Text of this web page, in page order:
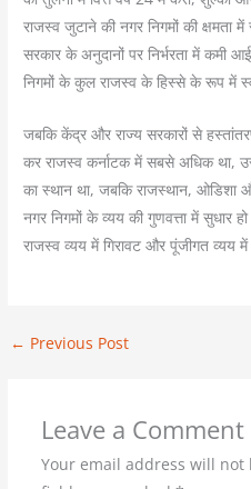
राजस्व जुटाने की नगर निगमों की क्षमता
सरकार के अनुदानों पर निर्भरता में कमी
निगमों के कुल राजस्व के हिस्से के रूप में
जबकि केंद्र और राज्य सरकारों से
कर राजस्व कर्नाटक में सबसे अधिक था,
का स्थान था, जबकि राजस्थान, ओडिशा
नगर निगमों के व्यय की गुणवत्ता में
राजस्व व्यय में गिरावट और पूंजीगत व्यय में
← Previous Post
Leave a Comment
Your email address will not